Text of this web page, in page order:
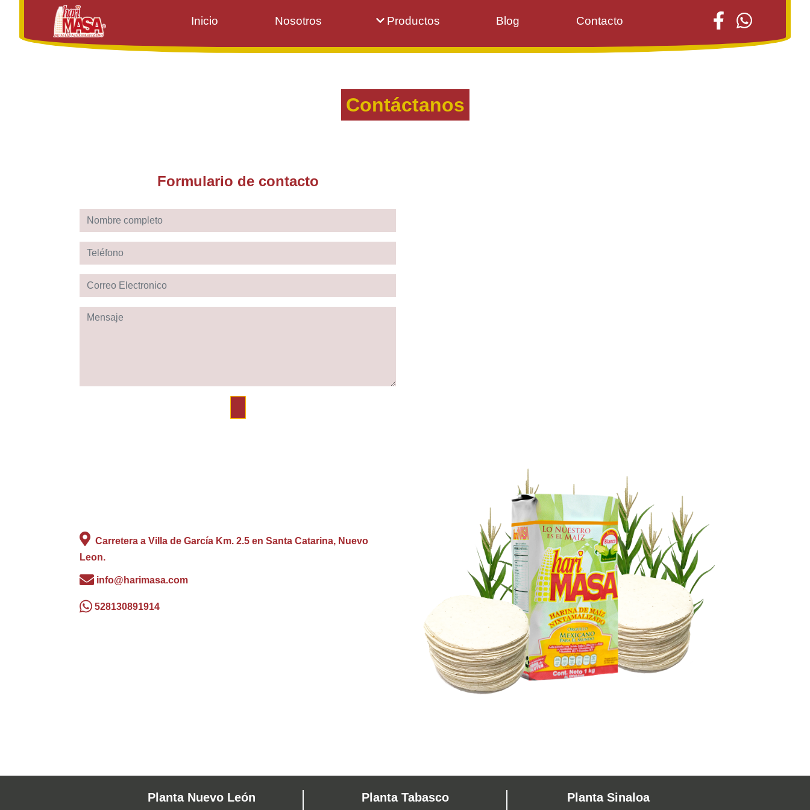
Inicio Nosotros Productos Blog Contacto
Contáctanos
Formulario de contacto
Carretera a Villa de García Km. 2.5 en Santa Catarina, Nuevo
Leon.
info@harimasa.com
528130891914
Planta Nuevo León Planta Tabasco Planta Sinaloa